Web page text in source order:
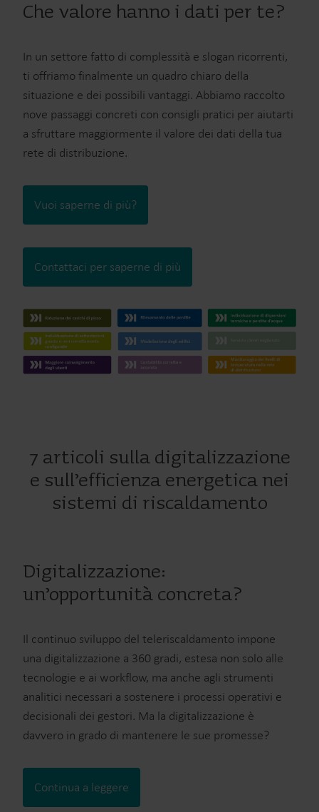
Che valore hanno i dati per te?
In un settore fatto di complessità e slogan ricorrenti,
ti offriamo finalmente un quadro chiaro della
situazione e dei possibili vantaggi. Abbiamo raccolto
nove passaggi concreti con consigli pratici per aiutarti
a sfruttare maggiormente il valore dei dati della tua
rete di distribuzione.
Vuoi saperne di più?
Contattaci per saperne di più
7 articoli sulla digitalizzazione
e sull’efficienza energetica nei
sistemi di riscaldamento
Digitalizzazione:
un’opportunità concreta?
Il continuo sviluppo del teleriscaldamento impone
una digitalizzazione a 360 gradi, estesa non solo alle
tecnologie e ai workflow, ma anche agli strumenti
analitici necessari a sostenere i processi operativi e
decisionali dei gestori. Ma la digitalizzazione è
davvero in grado di mantenere le sue promesse?
Continua a leggere